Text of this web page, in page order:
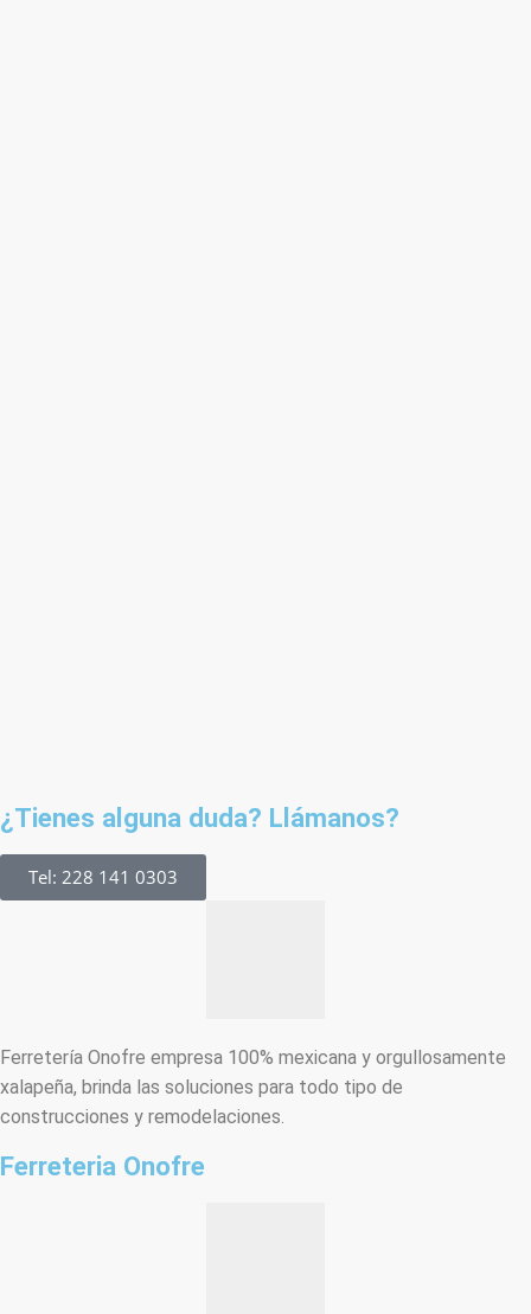
¿Tienes alguna duda? Llámanos?
Tel: 228 141 0303
Ferretería Onofre empresa 100% mexicana y orgullosamente
xalapeña, brinda las soluciones para todo tipo de
construcciones y remodelaciones.
Ferreteria Onofre